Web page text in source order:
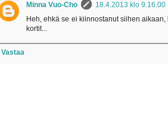
Minna Vuo-Cho
18.4.2013 klo 9.16.00
Heh, ehkä se ei kiinnostanut siihen
kortit...
Vastaa